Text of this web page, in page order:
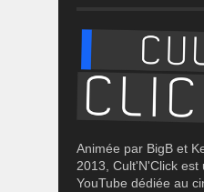
Animée par BigB et
2013, Cult'N'Click est
YouTube dédiée au